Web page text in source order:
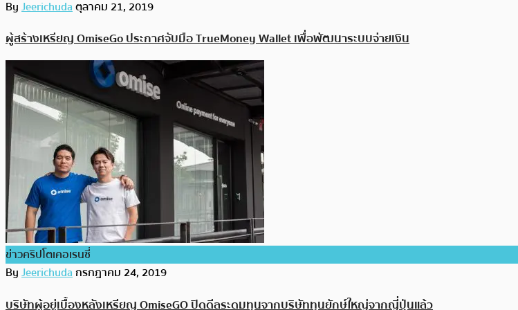
ByJeerichudaตุลาคม 21, 2019
ผู้สร้างเหรียญ OmiseGo ประกาศจับมือ TrueMoney Wallet เพื่อพัฒนาระบบจ่ายเงิน
ข่าวคริปโตเคอเรนซี่
ByJeerichudaกรกฎาคม 24, 2019
บริษัทผู้อยู่เบื้องหลังเหรียญ OmiseGO ปิดดีลระดมทุนจากบริษัททุนยักษ์ใหญ่จากญี่ปุ่นแล้ว